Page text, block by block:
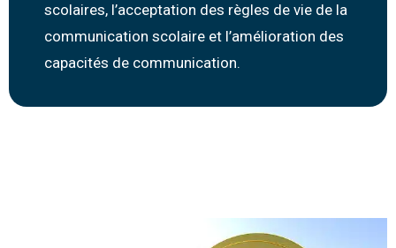
scolaires, l’acceptation des règles de vie de la
communication scolaire et l’amélioration des
capacités de communication.